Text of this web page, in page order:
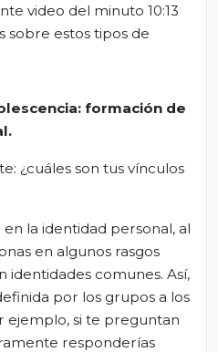
video del minuto 10:13
sobre estos tipos de
formación de
¿cuáles son tus vínculos
la identidad personal, al
en algunos rasgos
identidades comunes. Así,
por los grupos a los
ejemplo, si te preguntan
responderías